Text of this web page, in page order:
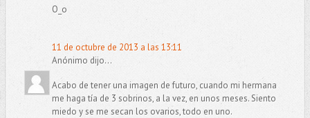
O_o
11 de octubre de 2013 a las 13:11
Anónimo dijo...
Acabo de tener una imagen de futuro, cuando mi hermana
me haga tía de 3 sobrinos, a la vez, en unos meses. Siento
miedo y se me secan los ovarios, todo en uno.